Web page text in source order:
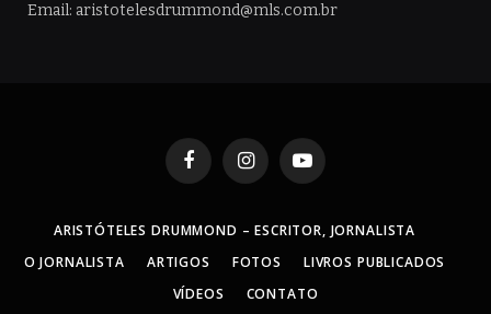
Email: aristotelesdrummond@mls.com.br
FacebookInstagramYouTube
ARISTÓTELES DRUMMOND – ESCRITOR, JORNALISTA
O JORNALISTA
ARTIGOS FOTOS
LIVROS PUBLICADOS
VÍDEOS
CONTATO